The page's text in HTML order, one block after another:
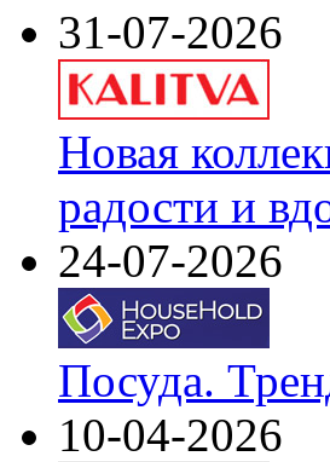
31-07-2026
Новая
радости и
24-07-2026
Посуда.
10-04-2026